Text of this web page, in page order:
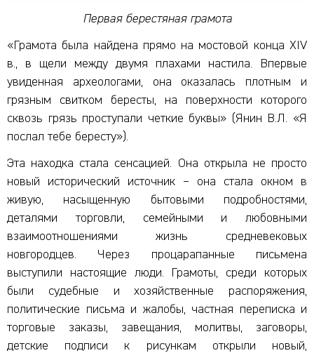
Первая берестяная грамота
«Грамота была найдена прямо на мостовой конца XIV
в., в щели между двумя плахами настила. Впервые
увиденная археологами, она оказалась плотным и
грязным свитком бересты, на поверхности которого
сквозь грязь проступали четкие буквы» (Янин В.Л. «Я
послал тебе бересту»).
Эта находка стала сенсацией. Она открыла не просто
новый исторический источник – она стала окном в
живую, насыщенную бытовыми подробностями,
деталями торговли, семейными и любовными
взаимоотношениями жизнь средневековых
новгородцев. Через процарапанные письмена
выступили настоящие люди. Грамоты, среди которых
были судебные и хозяйственные распоряжения,
политические письма и жалобы, частная переписка и
торговые заказы, завещания, молитвы, заговоры,
детские подписи к рисункам открыли новый,